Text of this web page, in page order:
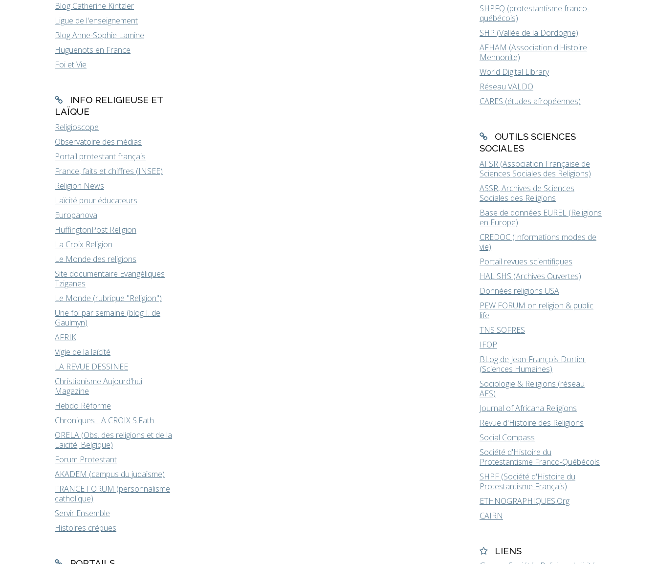
Blog Catherine Kintzler
Ligue de l'enseignement
Blog Anne-Sophie Lamine
Huguenots en France
Foi et Vie
INFO RELIGIEUSE ET
LAÏQUE
Religioscope
Observatoire des médias
Portail protestant français
France, faits et chiffres (INSEE)
Religion News
Laïcité pour éducateurs
Europanova
HuffingtonPost Religion
La Croix Religion
Le Monde des religions
Site documentaire Evangéliques
Tziganes
Le Monde (rubrique "Religion")
Une foi par semaine (blog I. de
Gaulmyn)
AFRIK
Vigie de la laïcité
LA REVUE DESSINEE
Christianisme Aujourd'hui
Magazine
Hebdo Réforme
Chroniques LA CROIX S.Fath
ORELA (Obs. des religions et de la
Laïcité, Belgique)
Forum Protestant
AKADEM (campus du judaïsme)
FRANCE FORUM (personnalisme
catholique)
Servir Ensemble
Histoires crépues
SHPFQ (protestantisme franco-
québécois)
SHP (Vallée de la Dordogne)
AFHAM (Association d'Histoire
Mennonite)
World Digital Library
Réseau VALDO
CARES (études afropéennes)
OUTILS SCIENCES
SOCIALES
AFSR (Association Française de
Sciences Sociales des Religions)
ASSR, Archives de Sciences
Sociales des Religions
Base de données EUREL (Religions
en Europe)
CREDOC (Informations modes de
vie)
Portail revues scientifiques
HAL SHS (Archives Ouvertes)
Données religions USA
PEW FORUM on religion & public
life
TNS SOFRES
IFOP
BLog de Jean-François Dortier
(Sciences Humaines)
Sociologie & Religions (réseau
AFS)
Journal of Africana Religions
Revue d'Histoire des Religions
Social Compass
Société d'Histoire du
Protestantisme Franco-Québécois
SHPF (Société d'Histoire du
Protestantisme Français)
ETHNOGRAPHIQUES.Org
CAIRN
LIENS